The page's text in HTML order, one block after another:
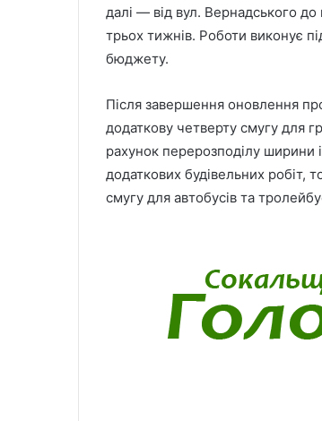
далі — від вул. Вернадського
трьох тижнів. Роботи виконує
бюджету.
Після завершення оновлення
додаткову четверту смугу для
рахунок перерозподілу ширини
додаткових будівельних робіт,
смугу для автобусів та